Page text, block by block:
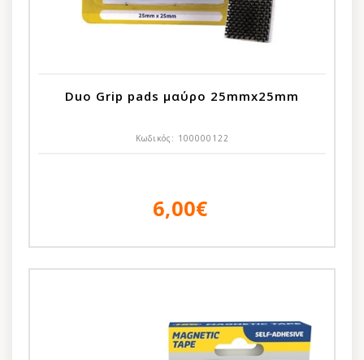
Duo Grip pads μαύρο 25mmx25mm
Κωδικός: 100000122
6,00€